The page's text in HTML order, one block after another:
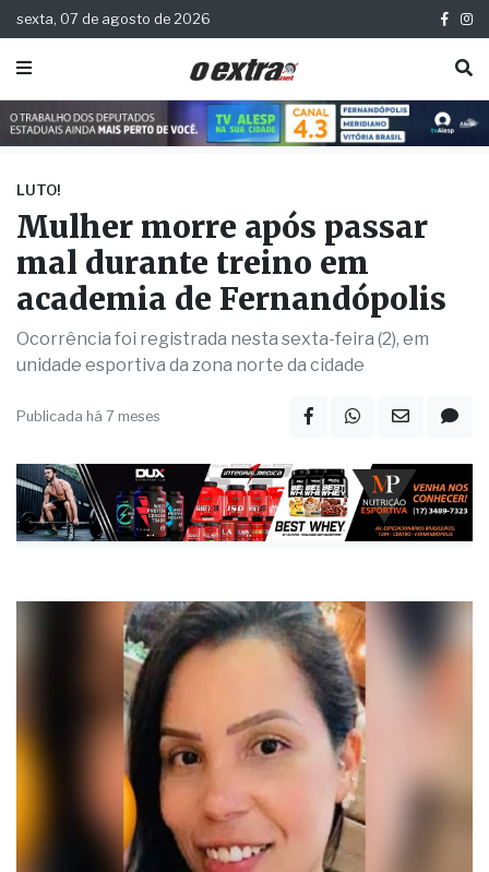
sexta, 07 de agosto de 2026
LUTO!
Mulher morre após passar
mal durante treino em
academia de Fernandópolis
Ocorrência foi registrada nesta sexta-feira (2), em
unidade esportiva da zona norte da cidade
Publicada há 7 meses